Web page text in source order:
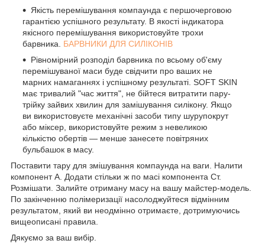
Якість перемішування компаунда є першочерговою
гарантією успішного результату. В якості індикатора
якісного перемішування використовуйте трохи
барвника. БАРВНИКИ ДЛЯ СИЛІКОНІВ
Рівномірний розподіл барвника по всьому об'єму
перемішуваної маси буде свідчити про ваших не
марних намаганнях і успішному результаті. SOFT SKIN
має тривалий "час життя", не бійтеся витратити пару-
трійку зайвих хвилин для замішування силікону. Якщо
ви використовуєте механічні засоби типу шурупокрут
або міксер, використовуйте режим з невеликою
кількістю обертів ― менше занесете повітряних
бульбашок в масу.
Поставити тару для змішування компаунда на ваги. Налити
компонент А. Додати стільки ж по масі компонента Ст.
Розмішати. Залийте отриману масу на вашу майстер-модель.
По закінченню полімеризації насолоджуйтеся відмінним
результатом, який ви неодмінно отримаєте, дотримуючись
вищеописані правила.
Дякуємо за ваш вибір.